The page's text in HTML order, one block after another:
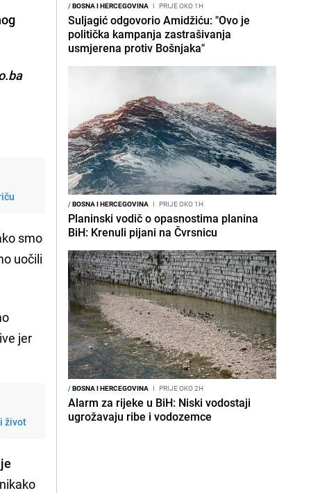
smo
uočili
jer
život
/BOSNA I HERCEGOVINA I PRIJE OKO 1H
Suljagić odgovorio Amidžiću: "Ovo je
politička kampanja zastrašivanja
usmjerena protiv Bošnjaka"
/BOSNA I HERCEGOVINA I PRIJE OKO 1H
Planinski vodič o opasnostima planina
BiH: Krenuli pijani na Čvrsnicu
/BOSNA I HERCEGOVINA I PRIJE OKO 2H
Alarm za rijeke u BiH: Niski vodostaji
ugrožavaju ribe i vodozemce